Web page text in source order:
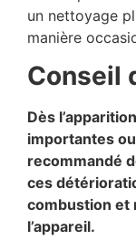
un nettoyage
manière
Conseil
Dès
importantes
recommandé
ces
combustion et
l’appareil.